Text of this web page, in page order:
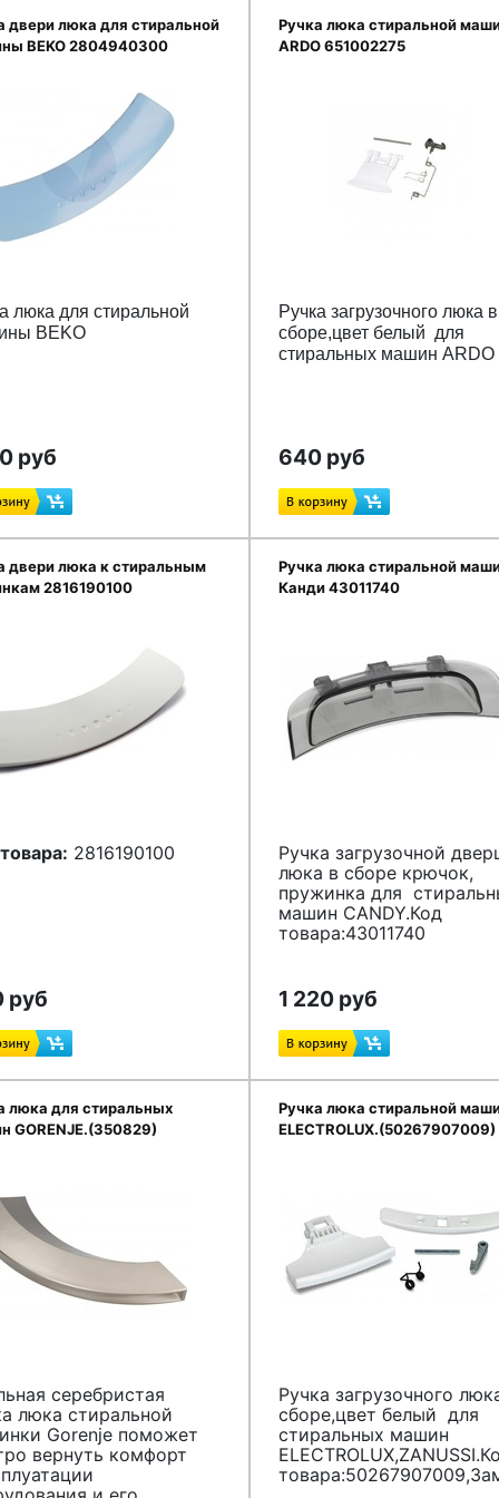
двери люка для стиральной
BEKO 2804940300
люка для стиральной
BEKO
руб
Ручка люка стиральной
ARDO 651002275
Ручка загрузочного люка в
сборе,цвет белый для
стиральных машин ARDO
640 руб
двери люка к стиральным
2816190100
2816190100
руб
Ручка люка стиральной
Канди 43011740
Ручка загрузочной
люка в сборе крючок,
пружинка для
машин CANDY.Код
товара:43011740
1 220 руб
люка для стиральных
GORENJE.(350829)
серебристая
люка стиральной
Gorenje поможет
вернуть комфорт
Ручка люка стиральной
ELECTROLUX.(50267907009)
Ручка загрузочного
сборе,цвет белый для
стиральных машин